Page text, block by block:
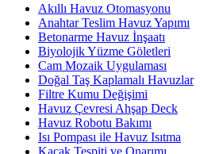
Akıllı Havuz Otomasyonu
Anahtar Teslim Havuz Yapımı
Betonarme Havuz İnşaatı
Biyolojik Yüzme Göletleri
Cam Mozaik Uygulaması
Doğal Taş Kaplamalı Havuzlar
Filtre Kumu Değişimi
Havuz Çevresi Ahşap Deck
Havuz Robotu Bakımı
Isı Pompası ile Havuz Isıtma
Kaçak Tespiti ve Onarımı